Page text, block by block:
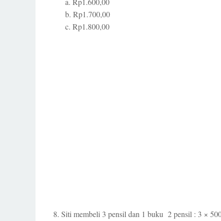
b. Rp1.700,00
c. Rp1.800,00
8. Siti membeli 3 pensil dan 1 buku 2 pensil : 3 ×